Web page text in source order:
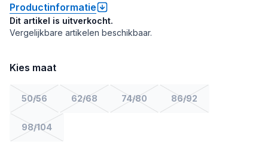
Productinformatie
Dit artikel is uitverkocht.
Vergelijkbare artikelen beschikbaar.
Kies maat
50/56 62/68 74/80 86/92
98/104